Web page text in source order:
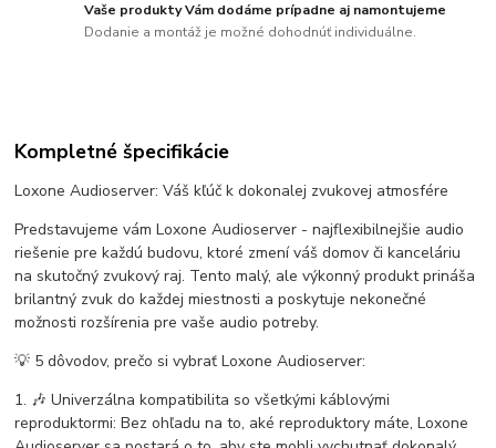
Vaše produkty Vám dodáme prípadne aj namontujeme
Dodanie a montáž je možné dohodnúť individuálne.
Kompletné špecifikácie
Loxone Audioserver: Váš kľúč k dokonalej zvukovej atmosfére
Predstavujeme vám Loxone Audioserver - najflexibilnejšie audio
riešenie pre každú budovu, ktoré zmení váš domov či kanceláriu
na skutočný zvukový raj. Tento malý, ale výkonný produkt prináša
brilantný zvuk do každej miestnosti a poskytuje nekonečné
možnosti rozšírenia pre vaše audio potreby.
💡 5 dôvodov, prečo si vybrať Loxone Audioserver:
1. 🎶 Univerzálna kompatibilita so všetkými káblovými
reproduktormi: Bez ohľadu na to, aké reproduktory máte, Loxone